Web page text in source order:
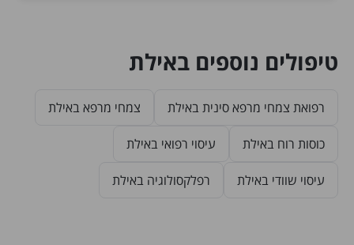
טיפולים נוספים באילת
רפואת צמחי מרפא סינית באילת צמחי מרפא באילת
כוסות רוח באילת עיסוי רפואי באילת
עיסוי שוודי באילת רפלקסולוגיה באילת